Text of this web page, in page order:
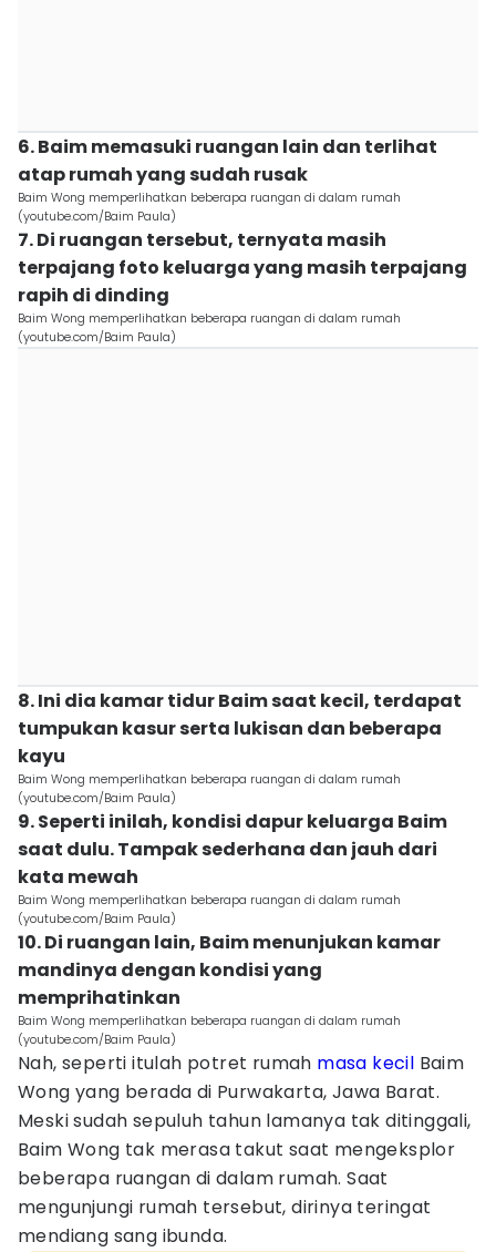
6. Baim memasuki ruangan lain dan terlihat
atap rumah yang sudah rusak
Baim Wong memperlihatkan beberapa ruangan di dalam rumah
(youtube.com/Baim Paula)
7. Di ruangan tersebut, ternyata masih
terpajang foto keluarga yang masih terpajang
rapih di dinding
Baim Wong memperlihatkan beberapa ruangan di dalam rumah
(youtube.com/Baim Paula)
8. Ini dia kamar tidur Baim saat kecil, terdapat
tumpukan kasur serta lukisan dan beberapa
kayu
Baim Wong memperlihatkan beberapa ruangan di dalam rumah
(youtube.com/Baim Paula)
9. Seperti inilah, kondisi dapur keluarga Baim
saat dulu. Tampak sederhana dan jauh dari
kata mewah
Baim Wong memperlihatkan beberapa ruangan di dalam rumah
(youtube.com/Baim Paula)
10. Di ruangan lain, Baim menunjukan kamar
mandinya dengan kondisi yang
memprihatinkan
Baim Wong memperlihatkan beberapa ruangan di dalam rumah
(youtube.com/Baim Paula)
Nah, seperti itulah potret rumah masa kecil Baim
Wong yang berada di Purwakarta, Jawa Barat.
Meski sudah sepuluh tahun lamanya tak ditinggali,
Baim Wong tak merasa takut saat mengeksplor
beberapa ruangan di dalam rumah. Saat
mengunjungi rumah tersebut, dirinya teringat
mendiang sang ibunda.